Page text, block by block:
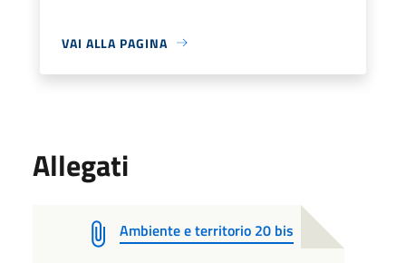
VAI ALLA PAGINA
Allegati
Ambiente e territorio 20 bis